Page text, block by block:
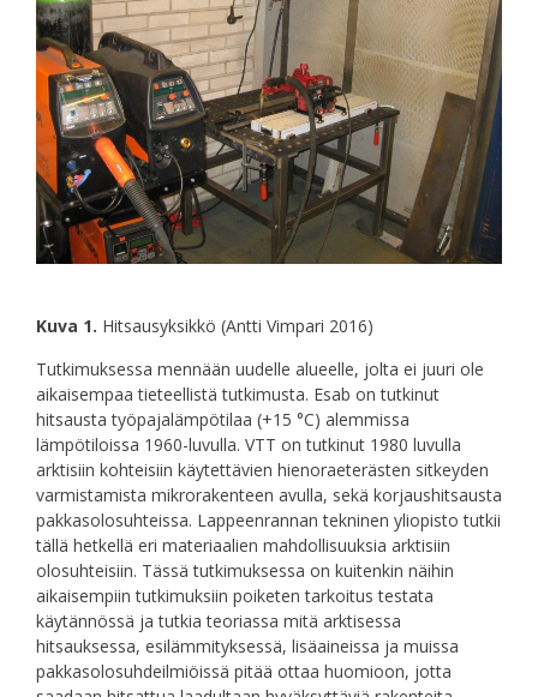
Kuva 1. Hitsausyksikkö (Antti Vimpari 2016)
Tutkimuksessa mennään uudelle alueelle, jolta ei juuri ole
aikaisempaa tieteellistä tutkimusta. Esab on tutkinut
hitsausta työpajalämpötilaa (+15 °C) alemmissa
lämpötiloissa 1960-luvulla. VTT on tutkinut 1980 luvulla
arktisiin kohteisiin käytettävien hienoraeterästen sitkeyden
varmistamista mikrorakenteen avulla, sekä korjaushitsausta
pakkasolosuhteissa. Lappeenrannan tekninen yliopisto tutkii
tällä hetkellä eri materiaalien mahdollisuuksia arktisiin
olosuhteisiin. Tässä tutkimuksessa on kuitenkin näihin
aikaisempiin tutkimuksiin poiketen tarkoitus testata
käytännössä ja tutkia teoriassa mitä arktisessa
hitsauksessa, esilämmityksessä, lisäaineissa ja muissa
pakkasolosuhdeilmiöissä pitää ottaa huomioon, jotta